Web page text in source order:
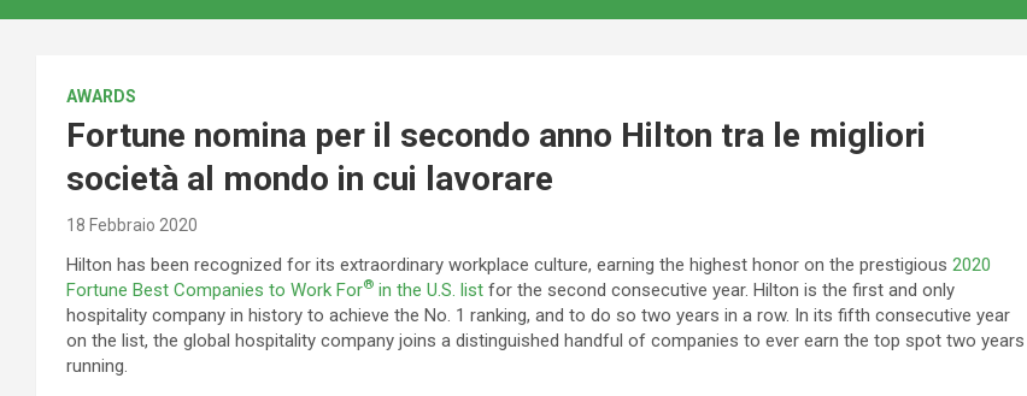
AWARDS
Fortune nomina per il secondo anno Hilton tra le migliori
società al mondo in cui lavorare
18 Febbraio 2020
Hilton has been recognized for its extraordinary workplace culture, earning the highest honor on the prestigious 2020
Fortune Best Companies to Work For® in the U.S. list for the second consecutive year. Hilton is the first and only
hospitality company in history to achieve the No. 1 ranking, and to do so two years in a row. In its fifth consecutive year
on the list, the global hospitality company joins a distinguished handful of companies to ever earn the top spot two years
running.